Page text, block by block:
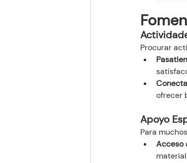
Procurar
ofrecer
Apoyo
Para
Acceso